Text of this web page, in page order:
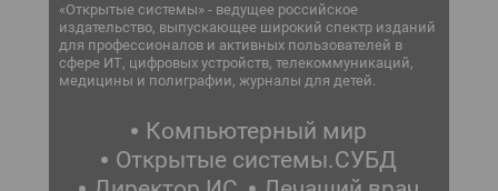
«Открытые системы» - ведущее российское
издательство, выпускающее широкий спектр изданий
для профессионалов и активных пользователей в
сфере ИТ, цифровых устройств, телекоммуникаций,
медицины и полиграфии, журналы для детей.
Компьютерный мир
Открытые системы.СУБД